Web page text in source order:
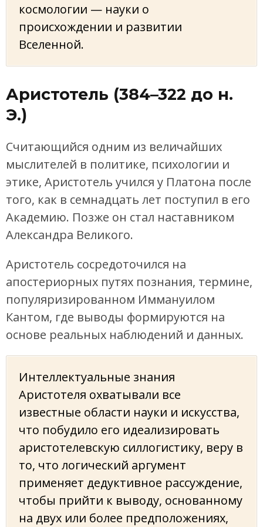
космологии — науки о
происхождении и развитии
Вселенной.
Аристотель (384–322 до н.
Э.)
Считающийся одним из величайших
мыслителей в политике, психологии и
этике, Аристотель учился у Платона после
того, как в семнадцать лет поступил в его
Академию. Позже он стал наставником
Александра Великого.
Аристотель сосредоточился на
апостериорных путях познания, термине,
популяризированном Иммануилом
Кантом, где выводы формируются на
основе реальных наблюдений и данных.
Интеллектуальные знания
Аристотеля охватывали все
известные области науки и искусства,
что побудило его идеализировать
аристотелевскую силлогистику, веру в
то, что логический аргумент
применяет дедуктивное рассуждение,
чтобы прийти к выводу, основанному
на двух или более предположениях,